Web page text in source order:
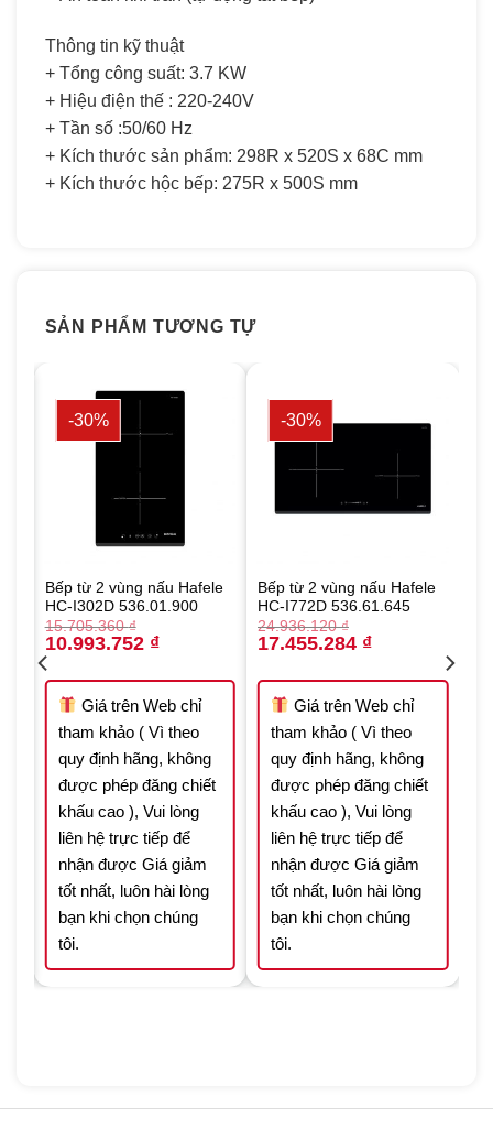
Thông tin kỹ thuật
+ Tổng công suất: 3.7 KW
+ Hiệu điện thế : 220-240V
+ Tần số :50/60 Hz
+ Kích thước sản phẩm: 298R x 520S x 68C mm
+ Kích thước hộc bếp: 275R x 500S mm
SẢN PHẨM TƯƠNG TỰ
-30%
Bếp từ 2 vùng nấu Hafele
HC-I302D 536.01.900
15.705.360₫
Original
price
was:
15.705.360 ₫.
10.993.752 ₫Current
10.993.752 ₫.
Giá trên Web chỉ
tham khảo ( Vì theo
quy định hãng, không
được phép đăng chiết
khấu cao ), Vui lòng
liên hệ trực tiếp để
nhận được Giá giảm
tốt nhất, luôn hài lòng
bạn khi chọn chúng
tôi.
-30%
Bếp từ 2 vùng nấu Hafele
HC-I772D 536.61.645
24.936.120₫
Original
price
24.936.120 ₫.
17.455.284 ₫Current
17.455.284 ₫.
Giá trên Web chỉ
tham khảo ( Vì theo
quy định hãng, không
được phép đăng chiết
khấu cao ), Vui lòng
liên hệ trực tiếp để
nhận được Giá giảm
tốt nhất, luôn hài lòng
bạn khi chọn chúng
tôi.